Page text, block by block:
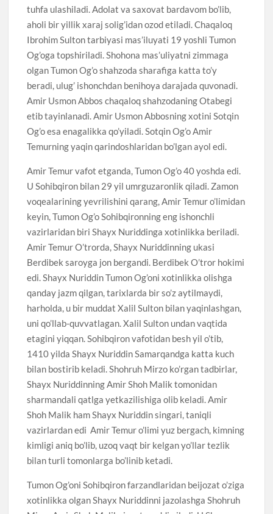
tuhfa ulashiladi. Adolat va saxovat bardavom bo’lib,
aholi bir yillik xaraj solig’idan ozod etiladi. Chaqaloq
Ibrohim Sulton tarbiyasi mas’iluyati 19 yoshli Tumon
Og’oga topshiriladi. Shohona mas’uliyatni zimmaga
olgan Tumon Og’o shahzoda sharafiga katta to’y
beradi, ulug’ ishonchdan benihoya darajada quvonadi.
Amir Usmon Abbos chaqaloq shahzodaning Otabegi
etib tayinlanadi. Amir Usmon Abbosning xotini Sotqin
Og’o esa enagalikka qo’yiladi. Sotqin Og’o Amir
Temurning yaqin qarindoshlaridan bo’lgan ayol edi.
Amir Temur vafot etganda, Tumon Og’o 40 yoshda edi.
U Sohibqiron bilan 29 yil umrguzaronlik qiladi. Zamon
voqealarining yevrilishini qarang, Amir Temur o’limidan
keyin, Tumon Og’o Sohibqironning eng ishonchli
vazirlaridan biri Shayx Nuriddinga xotinlikka beriladi.
Amir Temur O’trorda, Shayx Nuriddinning ukasi
Berdibek saroyga jon bergandi. Berdibek O’tror hokimi
edi. Shayx Nuriddin Tumon Og’oni xotinlikka olishga
qanday jazm qilgan, tarixlarda bir so’z aytilmaydi,
harholda, u bir muddat Xalil Sulton bilan yaqinlashgan,
uni qo’llab-quvvatlagan. Xalil Sulton undan vaqtida
etagini yiqqan. Sohibqiron vafotidan besh yil o’tib,
1410 yilda Shayx Nuriddin Samarqandga katta kuch
bilan bostirib keladi. Shohruh Mirzo ko’rgan tadbirlar,
Shayx Nuriddinning Amir Shoh Malik tomonidan
sharmandali qatlga yetkazilishiga olib keladi. Amir
Shoh Malik ham Shayx Nuriddin singari, taniqli
vazirlardan edi Amir Temur o’limi yuz bergach, kimning
kimligi aniq bo’lib, uzoq vaqt bir kelgan yo’llar tezlik
bilan turli tomonlarga bo’linib ketadi.
Tumon Og’oni Sohibqiron farzandlaridan beijozat o’ziga
xotinlikka olgan Shayx Nuriddinni jazolashga Shohruh